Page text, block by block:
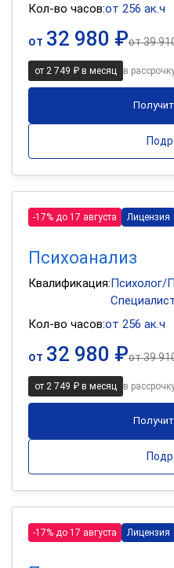
Кол-во часов:от 256 ак.ч
от 32 980 ₽от39
от 2 749 ₽ в месяц в
-17% до 17 августа Лицензия
Психоанализ
Квалификация:Психолог/
Кол-во часов:от 256 ак.ч
от 32 980 ₽от39
от 2 749 ₽ в месяц в
-17% до 17 августа Лицензия